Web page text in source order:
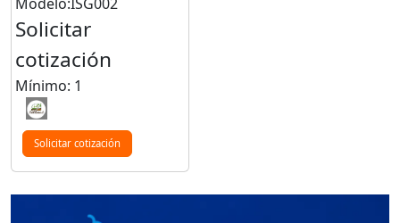
Solicitar
cotización
Mínimo: 1
Solicitar cotización